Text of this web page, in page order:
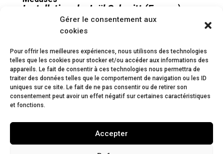
Gérer le consentement aux
cookies
Pour offrir les meilleures expériences, nous utilisons des technologies
telles que les cookies pour stocker et/ou accéder aux informations des
appareils. Le fait de consentir à ces technologies nous permettra de
traiter des données telles que le comportement de navigation ou les ID
uniques sur ce site. Le fait de ne pas consentir ou de retirer son
consentement peut avoir un effet négatif sur certaines caractéristiques
et fonctions.
Accepter
Installation de Joël Schmitt (France)
présentée le 1er juillet 2023 à Saint-Vit (France, Doubs)